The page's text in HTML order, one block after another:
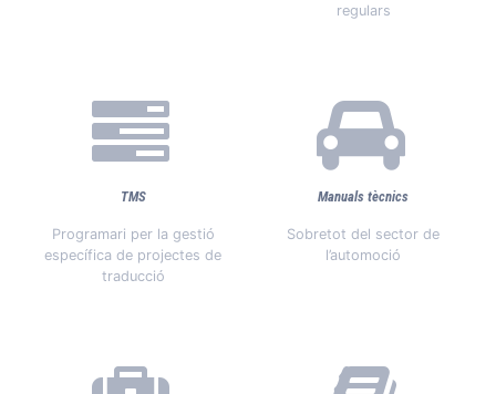
regulars
TMS
Programari per la gestió
específica de projectes de
traducció
Manuals tècnics
Sobretot del sector de
l’automoció